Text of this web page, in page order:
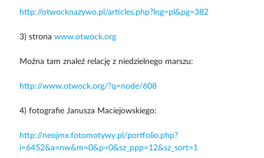
http://otwocknazywo.pl/articles.php?lng=pl&pg=382
3) strona www.otwock.org
Można tam znaleź relację z niedzielnego marszu:
http://www.otwock.org/?q=node/608
4) fotografie Janusza Maciejowskiego:
http://neojmx.fotomotywy.pl/portfolio.php?
i=6452&a=nw&m=0&p=0&sz_ppp=12&sz_sort=1